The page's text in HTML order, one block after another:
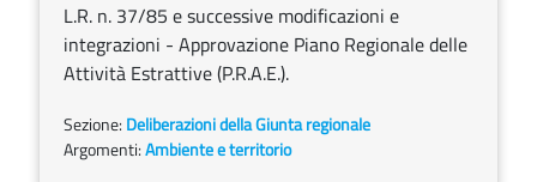
L.R. n. 37/85 e successive modificazioni e
integrazioni - Approvazione Piano Regionale delle
Attività Estrattive (P.R.A.E.).
Sezione: Deliberazioni della Giunta regionale
Argomenti:Ambiente e territorio